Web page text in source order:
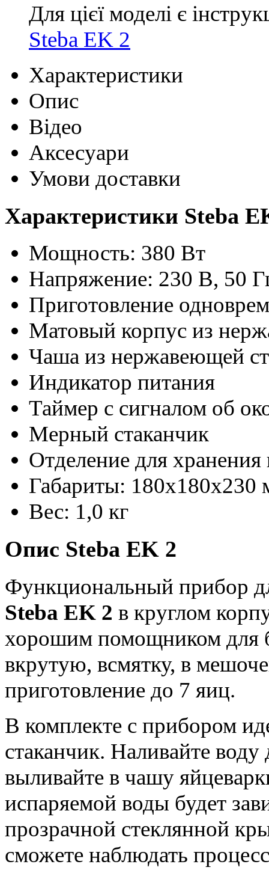
Для цієї моделі є
Steba EK 2
Характеристики
Опис
Відео
Аксесуари
Умови доставки
Характеристики Steba
Мощность: 380 Вт
Напряжение: 230 В, 50
Приготовление
Матовый корпус из
Чаша из нержавеющей
Индикатор питания
Таймер с сигналом об
Мерный стаканчик
Отделение для
Габариты: 180х180х230
Вес: 1,0 кг
Опис Steba EK 2
Функциональный прибор
Steba EK 2 в круглом
хорошим помощником для
вкрутую, всмятку, в
приготовление до 7 яиц.
В комплекте с прибором
стаканчик. Наливайте
выливайте в чашу
испаряемой воды будет
прозрачной стеклянной
сможете наблюдать